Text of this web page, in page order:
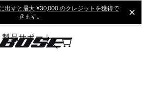
出すと最大 ¥30,000 のクレジットを獲得で
きます。
製品サポート